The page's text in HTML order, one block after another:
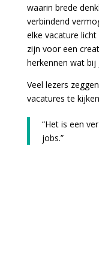
waarin brede
verbindend
elke vacature
zijn voor een
herkennen wat bij
Veel lezers
vacatures te
“Het is een
jobs.”